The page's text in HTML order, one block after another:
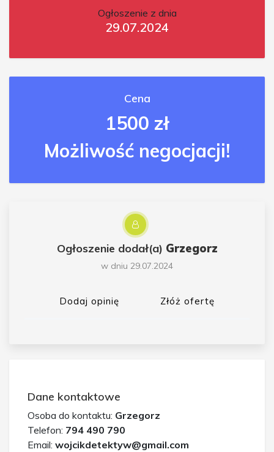
Ogłoszenie z dnia
29.07.2024
Cena
1500 zł
Możliwość negocjacji!
Ogłoszenie dodał(a) Grzegorz
w dniu 29.07.2024
Dodaj opinię Złóż ofertę
Dane kontaktowe
Osoba do kontaktu: Grzegorz
Telefon: 794 490 790
Email: wojcikdetektyw@gmail.com